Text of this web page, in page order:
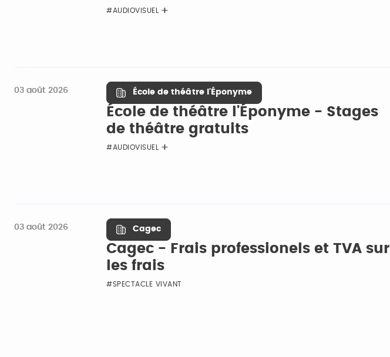
#AUDIOVISUEL
03 août 2026 École de théâtre l'Éponyme
École de théâtre l'Éponyme - Stages
de théâtre gratuits
#AUDIOVISUEL
03 août 2026 Cagec
Cagec - Frais professionels et TVA sur
les frais
#SPECTACLE VIVANT